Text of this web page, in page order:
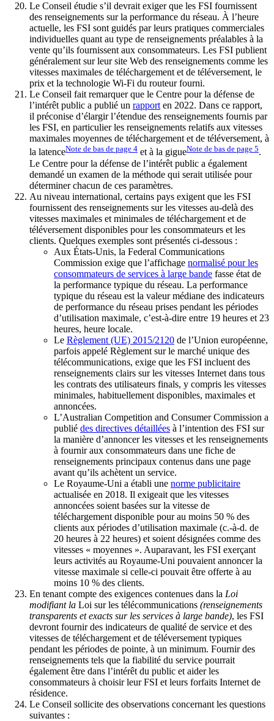
Le Conseil étudie s’il devrait exiger que les FSI fournissent
des renseignements sur la performance du réseau. À l’heure
actuelle, les FSI sont guidés par leurs pratiques commerciales
individuelles quant au type de renseignements préalables à la
vente qu’ils fournissent aux consommateurs. Les FSI publient
généralement sur leur site Web des renseignements comme les
vitesses maximales de téléchargement et de téléversement, le
prix et la technologie Wi-Fi du routeur fourni.
Le Conseil fait remarquer que le Centre pour la défense de
l’intérêt public a publié un rapport en 2022. Dans ce rapport,
il préconise d’élargir l’étendue des renseignements fournis par
les FSI, en particulier les renseignements relatifs aux vitesses
maximales moyennes de téléchargement et de téléversement, à
la latenceNote de bas de page 4 et à la gigueNote de bas de page 5.
Le Centre pour la défense de l’intérêt public a également
demandé un examen de la méthode qui serait utilisée pour
déterminer chacun de ces paramètres.
Au niveau international, certains pays exigent que les FSI
fournissent des renseignements sur les vitesses au-delà des
vitesses maximales et minimales de téléchargement et de
téléversement disponibles pour les consommateurs et les
clients. Quelques exemples sont présentés ci-dessous :
Aux États-Unis, la Federal Communications
Commission exige que l’affichage normalisé pour les
consommateurs de services à large bande fasse état de
la performance typique du réseau. La performance
typique du réseau est la valeur médiane des indicateurs
de performance du réseau prises pendant les périodes
d’utilisation maximale, c’est-à-dire entre 19 heures et 23
heures, heure locale.
Le Règlement (UE) 2015/2120 de l’Union européenne,
parfois appelé Règlement sur le marché unique des
télécommunications, exige que les FSI incluent des
renseignements clairs sur les vitesses Internet dans tous
les contrats des utilisateurs finals, y compris les vitesses
minimales, habituellement disponibles, maximales et
annoncées.
L’Australian Competition and Consumer Commission a
publié des directives détaillées à l’intention des FSI sur
la manière d’annoncer les vitesses et les renseignements
à fournir aux consommateurs dans une fiche de
renseignements principaux contenus dans une page
avant qu’ils achètent un service.
Le Royaume-Uni a établi une norme publicitaire
actualisée en 2018. Il exigeait que les vitesses
annoncées soient basées sur la vitesse de
téléchargement disponible pour au moins 50 % des
clients aux périodes d’utilisation maximale (c.‑à‑d. de
20 heures à 22 heures) et soient désignées comme des
vitesses « moyennes ». Auparavant, les FSI exerçant
leurs activités au Royaume-Uni pouvaient annoncer la
vitesse maximale si celle-ci pouvait être offerte à au
moins 10 % des clients.
En tenant compte des exigences contenues dans la Loi
modifiant la Loi sur les télécommunications (renseignements
transparents et exacts sur les services à large bande), les FSI
devront fournir des indicateurs de qualité de service et des
vitesses de téléchargement et de téléversement typiques
pendant les périodes de pointe, à un minimum. Fournir des
renseignements tels que la fiabilité du service pourrait
également être dans l’intérêt du public et aider les
consommateurs à choisir leur FSI et leurs forfaits Internet de
résidence.
Le Conseil sollicite des observations concernant les questions
suivantes :